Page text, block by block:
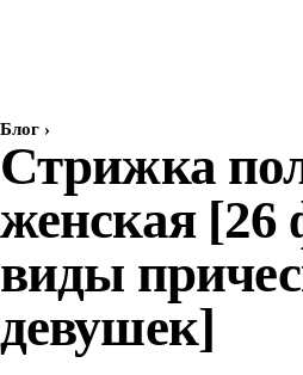
Блог ›
Стрижка
женская [26
виды
девушек]